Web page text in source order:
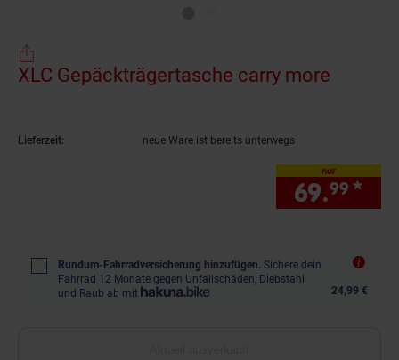
XLC Gepäckträgertasche carry more
Lieferzeit: neue Ware ist bereits unterwegs
nur
69.99 *
Rundum-Fahrradversicherung hinzufügen. Sichere dein
Fahrrad 12 Monate gegen Unfallschäden, Diebstahl
und Raub ab mit
24,99 €